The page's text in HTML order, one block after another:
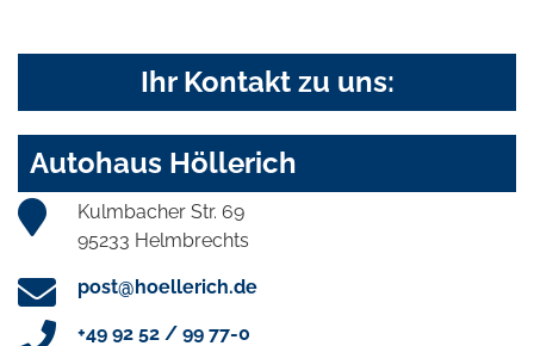
Ihr Kontakt zu uns:
Autohaus Höllerich
Kulmbacher Str. 69
95233 Helmbrechts
post@hoellerich.de
+49 92 52 / 99 77-0